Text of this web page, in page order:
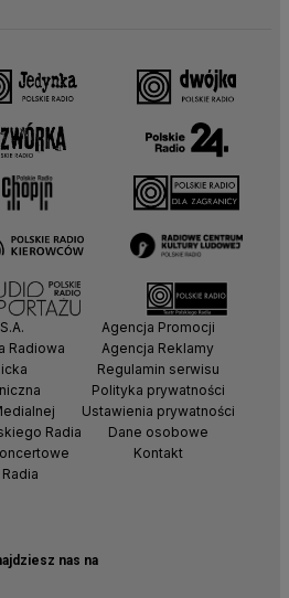
nas na
Radiowa
Radia
Agencja Promocji
Agencja Reklamy
Regulamin serwisu
Polityka prywatności
Ustawienia prywatności
Dane osobowe
Kontakt